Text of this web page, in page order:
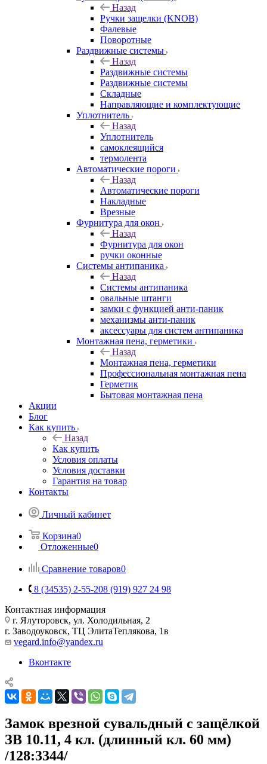
Назад
Ручки защелки (KNOB)
Фалевые
Поворотные
Раздвижные системы
Назад
Раздвижные системы
Раздвижные системы
Складные
Направляющие и комплектующие
Уплотнитель
Назад
Уплотнитель
самоклеящийся
термолента
Автоматические пороги
Назад
Автоматические пороги
Накладные
Врезные
Фурнитура для окон
Назад
Фурнитура для окон
ручки оконные
Системы антипаника
Назад
Системы антипаника
овальные штанги
замки с функцией анти-паник
механизмы анти-паник
аксессуары для систем антипаника
Монтажная пена, герметики
Назад
Монтажная пена, герметики
Профессиональная монтажная пена
Герметик
Бытовая монтажная пена
Акции
Блог
Как купить
Назад
Как купить
Условия оплаты
Условия доставки
Гарантия на товар
Контакты
Личный кабинет
Корзина0
Отложенные0
Сравнение товаров0
8 (34535) 2-55-208 (919) 927 24 98
Контактная информация
г. Ялуторовск, ул. Холодильная, 2
г. Заводоуковск, ​ТЦ Элита​Теплякова, 1в
vegard.info@yandex.ru
Вконтакте
Замок врезной сувальдный с защёлкой
ЗВ 10.11, 4 кл. (длинный кл. 60 мм)
/128:3344/